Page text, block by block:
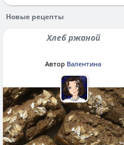
Новые рецепты
Хлеб ржаной
Автор Валентина